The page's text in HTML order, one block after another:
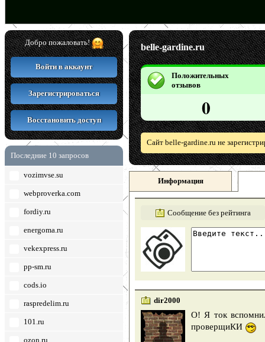
Добро пожаловать!
Войти в аккаунт
Зарегистрироваться
Восстановить доступ
Последние 10 запросов
vozimvse.su
webproverka.com
fordiy.ru
energoma.ru
vekexpress.ru
pp-sm.ru
cods.io
raspredelim.ru
101.ru
ozon.ru
belle-gardine.ru
Положительных
отзывов
0
Сайт belle-gardine.ru не
Информация
Сообщение без рейтинга
dir2000
О! Я ток
проверщиКИ